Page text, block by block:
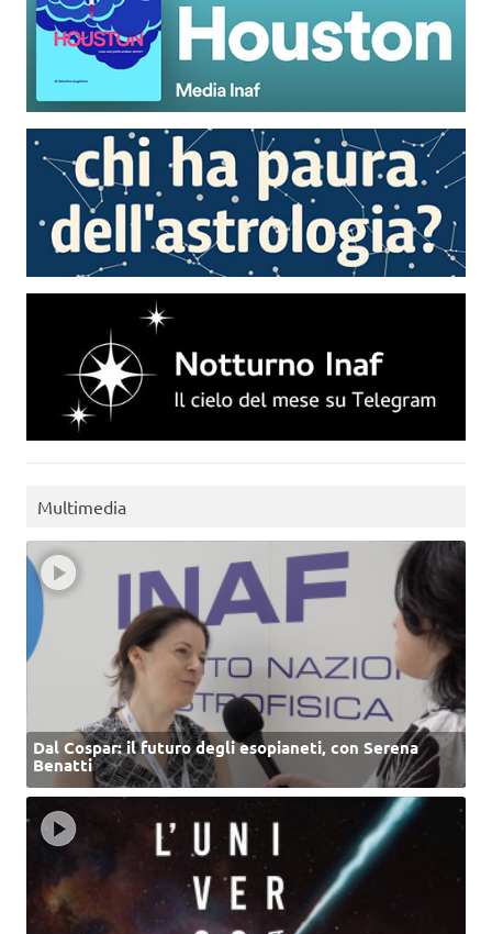
Multimedia
Dal Cospar: il futuro degli esopianeti, con Serena
Benatti